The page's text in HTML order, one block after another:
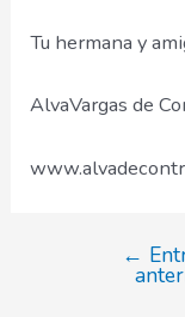
Tu hermana y
AlvaVargas de
Navegación
←